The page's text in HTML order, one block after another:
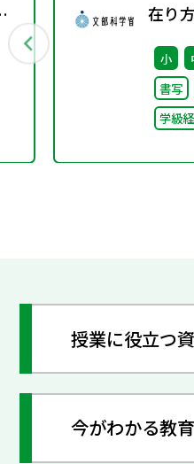
在り
プ（
小
書写
学級
授業に役立つ
今がわかる教